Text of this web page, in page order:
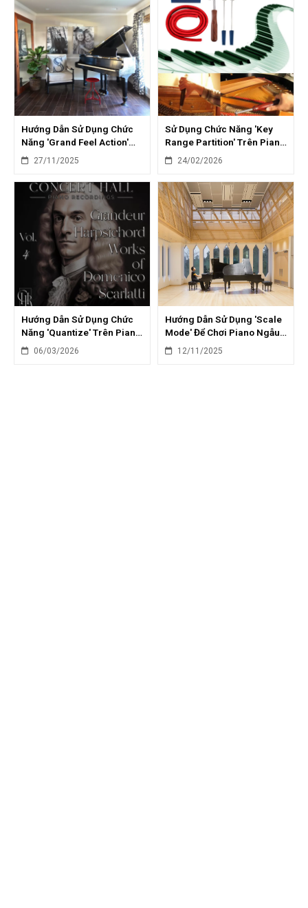
Hướng Dẫn Sử Dụng Chức
Năng 'Grand Feel Action'
Trên Piano Điện Kawai
27/11/2025
Sử Dụng Chức Năng 'Key
Range Partition' Trên Piano
Điện: Chia Bàn Phím Sáng
24/02/2026
Hướng Dẫn Sử Dụng Chức
Năng 'Quantize' Trên Piano
Điện: Chỉnh Sửa Nhịp Điệu
06/03/2026
Hướng Dẫn Sử Dụng 'Scale
Mode' Để Chơi Piano Ngẫu
Hứng12/11/2025